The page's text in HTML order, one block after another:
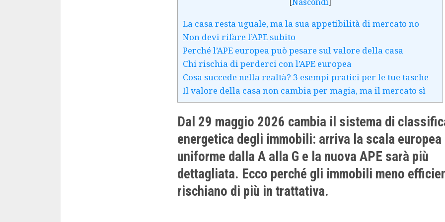
La casa resta uguale, ma la sua appetibilità di mercato no
Non devi rifare l’APE subito
Perché l’APE europea può pesare sul valore della casa
Chi rischia di perderci con l’APE europea
Cosa succede nella realtà? 3 esempi pratici per le tue tasche
Il valore della casa non cambia per magia, ma il mercato sì
Dal 29 maggio 2026 cambia il sistema di
energetica degli immobili: arriva la scala europea
uniforme dalla A alla G e la nuova APE sarà più
dettagliata. Ecco perché gli immobili meno
rischiano di più in trattativa.